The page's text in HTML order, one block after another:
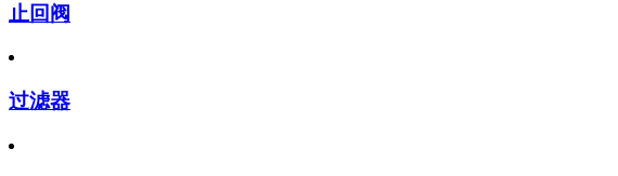
止回阀
过滤器